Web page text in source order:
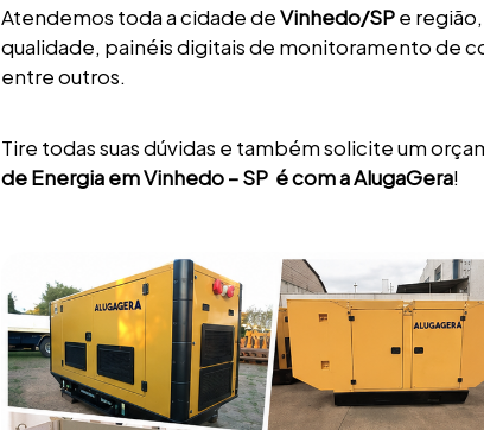
Atendemos toda a cidade deVinhedo/SPe
qualidade, painéis digitais de monitoramento de
entre outros.
Tire todas suas dúvidas e também solicite um
de Energia em Vinhedo – SP é com a AlugaGera!